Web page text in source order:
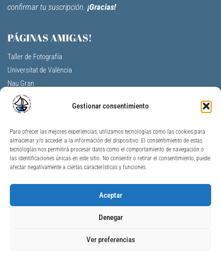
Gestionar consentimiento
Para ofrecer las mejores experiencias, utilizamos tecnologías como las cookies para
almacenar y/o acceder a la información del dispositivo. El consentimiento de estas
tecnologías nos permitirá procesar datos como el comportamiento de navegación o
las identificaciones únicas en este sitio. No consentir o retirar el consentimiento, puede
afectar negativamente a ciertas características y funciones.
Aceptar
Denegar
Ver preferencias
confirmar tu suscripción. ¡Gracias!
PÁGINAS AMIGAS!
Taller de Fotografía
Universitat de València
Nau Gran
Centro Cultural La Nau
F.V. Aulas de la tercera edad
Universidad Permanente de Alicante
Universitat per a Majors Jaume I
Unimajors Gandia
GVA – Personas Mayores